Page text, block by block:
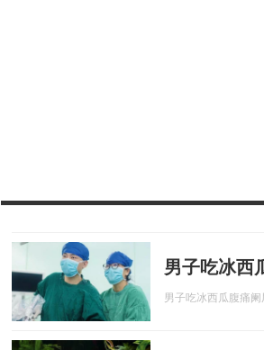
男子吃冰西
男子吃冰西瓜腹痛